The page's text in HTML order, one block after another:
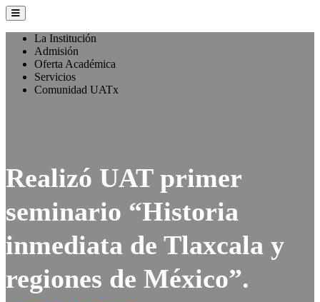
La Institución
Admisión
Oferta Académica
Servicios
Comunidad UATx
Realizó UAT primer
seminario “Historia
inmediata de Tlaxcala y
regiones de México”.